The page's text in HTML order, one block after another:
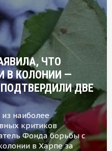
ЧТО
В КОЛОНИИ —
ДВЕ
наиболее
критиков
Фонда борьбы с
в Харпе за